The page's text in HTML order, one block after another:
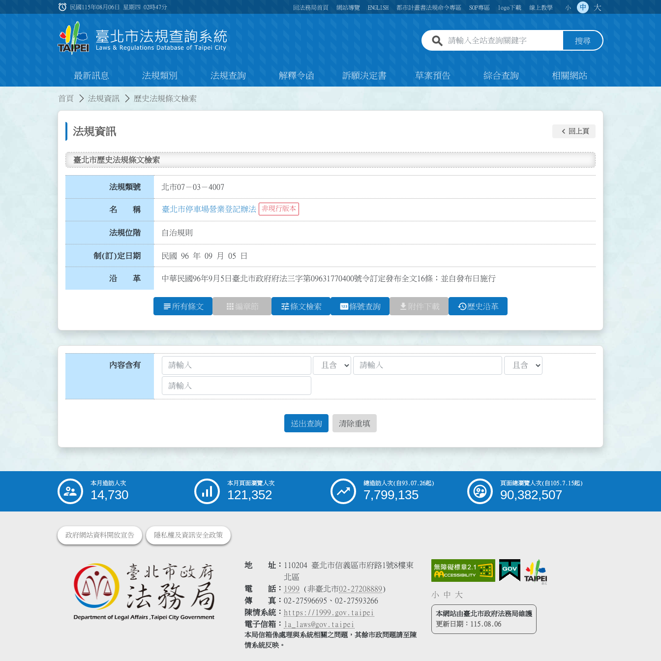
:::
alarm 民國115年08月06日 星期四02時47分 回法務局首頁 網站導覽 ENGLISH 都市計畫書法規命令專區 SOP專區 logo下載 線上教學 小 中 大
全站查詢關鍵字欄位 搜尋
最新訊息 法規類別 法規查詢 解釋令函 訴願決定書 草案預告 綜合查詢 相關網站
首頁 法規資訊 歷史法規條文檢索
法規資訊 keyboard_arrow_left 回上頁
臺北市歷史法規條文檢索
法規類號 北市07－03－4007
名 稱 臺北市停車場營業登記辦法 非現行版本
法規位階 自治規則
制(訂)定日期 民國 96 年 09 月 05 日
沿 革 中華民國96年9月5日臺北市政府府法三字第09631770400號令訂定發布全文16條；並自發布日施行
subject 所有條文 apps 編章節 tune條文檢索 pin條號查詢 file_download 附件下載 history歷史沿革
內容含有
送出查詢 清除重填
::: 本月造訪人次
14,730
本月頁面瀏覽人次
121,352
總造訪人次(自93.07.26起)
7,799,135
頁面總瀏覽人次(自105.7.15起)
90,382,507
政府網站資料開放宣告 隱私權及資訊安全政策
地 址
110204 臺北市信義區市府路1號8樓東
北區
電 話
1999 (非臺北市02-27208889)
傳 真
02-27596695、02-27593266
陳情系統
https://1999.gov.taipei
電子信箱
la_laws@gov.taipei
本局信箱係處理與系統相關之問題，其餘市政問題請至陳
情系統反映。
小 中 大
本網站由臺北市政府法務局維護
更新日期： 115.08.06